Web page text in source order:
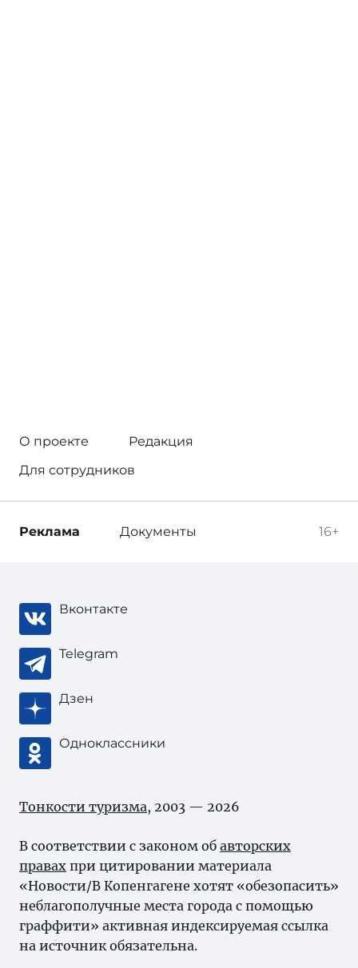
О проекте
Редакция
Для сотрудников
16+
Реклама Документы
Вконтакте
Telegram
Дзен
Одноклассники
Тонкости туризма, 2003 — 2026
В соответствии с законом об авторских
правах при цитировании материала
«Новости/В Копенгагене хотят «обезопасить»
неблагополучные места города с помощью
граффити» активная индексируемая ссылка
на источник обязательна.